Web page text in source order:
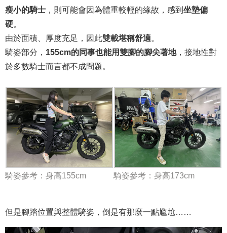
瘦小的騎士 ，則可能會因為體重較輕的緣故，感到坐墊偏
硬
由於面積、厚度充足，因此雙載堪稱舒適
騎姿部分， 155cm的同事也能用雙腳的腳尖著地，接地性對
於多數騎士而言都不成問題。
騎姿參考：身高155cm 騎姿參考：身高173cm
但是腳踏位置與整體騎姿，倒是有那麼一點尷尬……